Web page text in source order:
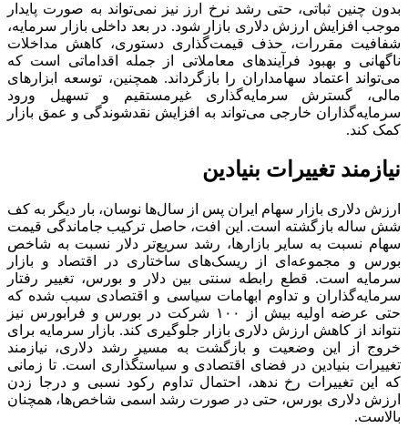
بدون چنین ثباتی، حتی رشد نرخ ارز نیز نمی‌تواند به صورت پایدار
موجب افزایش ارزش دلاری بازار شود. در بعد داخلی بازار سرمایه،
شفافیت مقررات، حذف قیمت‌گذاری دستوری، کاهش مداخلات
ناگهانی و بهبود فرآیندهای معاملاتی از جمله اقداماتی است که
می‌تواند اعتماد سهامداران را بازگرداند. همچنین، توسعه ابزارهای
مالی، گسترش سرمایه‌گذاری غیرمستقیم و تسهیل ورود
سرمایه‌گذاران خارجی می‌تواند به افزایش نقدشوندگی و عمق بازار
کمک کند.
نیازمند تغییرات بنیادین
ارزش دلاری بازار سهام ایران پس از سال‌ها نوسان، بار دیگر به کف
شش ‌ساله بازگشته است. این افت، حاصل ترکیب جاماندگی قیمت
سهام نسبت به سایر بازارها، رشد سریع‌تر دلار نسبت به شاخص
بورس و مجموعه‌ای از ریسک‌های ساختاری در اقتصاد و بازار
سرمایه است. قطع رابطه سنتی بین دلار و بورس، تغییر رفتار
سرمایه‌گذاران و تداوم ابهامات سیاسی و اقتصادی سبب شده که
حتی عرضه اولیه بیش از ۱۰۰ شرکت در بورس و فرابورس نیز
نتواند از کاهش ارزش دلاری بازار جلوگیری کند. بازار سرمایه برای
خروج از این وضعیت و بازگشت به مسیر رشد دلاری، نیازمند
تغییرات بنیادین در فضای اقتصادی و سیاستگذاری است. تا زمانی
که این تغییرات رخ ندهد، احتمال تداوم رکود نسبی و درجا زدن
ارزش دلاری بورس، حتی در صورت رشد اسمی شاخص‌ها، همچنان
بالاست.